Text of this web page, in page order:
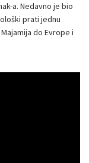
a. Nedavno je bio
prati jednu
do Evrope i